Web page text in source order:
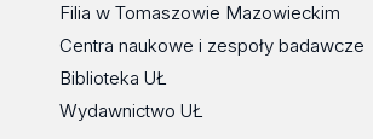
Filia w Tomaszowie Mazowieckim
Centra naukowe i zespoły badawcze
Biblioteka UŁ
Wydawnictwo UŁ